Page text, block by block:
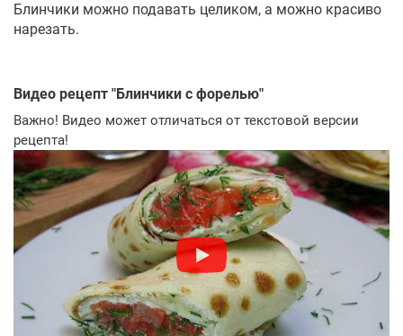
Блинчики можно подавать целиком, а можно красиво
нарезать.
Видео рецепт "Блинчики с форелью"
Важно! Видео может отличаться от текстовой версии
рецепта!